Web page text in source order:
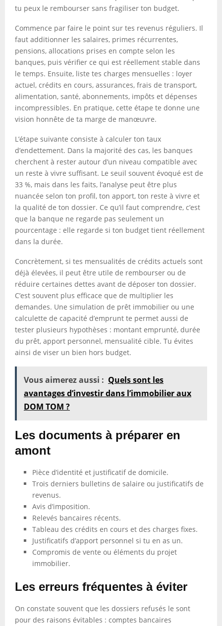
tu peux le rembourser sans fragiliser ton budget.
Commence par faire le point sur tes revenus réguliers. Il
faut additionner les salaires, primes récurrentes,
pensions, allocations prises en compte selon les
banques, puis vérifier ce qui est réellement stable dans
le temps. Ensuite, liste tes charges mensuelles : loyer
actuel, crédits en cours, assurances, frais de transport,
alimentation, santé, abonnements, impôts et dépenses
incompressibles. En pratique, cette étape te donne une
vision honnête de ta marge de manœuvre.
L’étape suivante consiste à calculer ton taux
d’endettement. Dans la majorité des cas, les banques
cherchent à rester autour d’un niveau compatible avec
un reste à vivre suffisant. Le seuil souvent évoqué est de
33 %, mais dans les faits, l’analyse peut être plus
nuancée selon ton profil, ton apport, ton reste à vivre et
la qualité de ton dossier. Ce qu’il faut comprendre, c’est
que la banque ne regarde pas seulement un
pourcentage : elle regarde si ton budget tient réellement
dans la durée.
Concrètement, si tes mensualités de crédits actuels sont
déjà élevées, il peut être utile de rembourser ou de
réduire certaines dettes avant de déposer ton dossier.
C’est souvent plus efficace que de multiplier les
demandes. Une simulation de prêt immobilier ou une
calculette de capacité d’emprunt te permet aussi de
tester plusieurs hypothèses : montant emprunté, durée
du prêt, apport personnel, mensualité cible. Tu évites
ainsi de viser un bien hors budget.
Vous aimerez aussi : Quels sont les
avantages d’investir dans l’immobilier aux
DOM TOM ?
Les documents à préparer en
amont
Pièce d’identité et justificatif de domicile.
Trois derniers bulletins de salaire ou justificatifs de
revenus.
Avis d’imposition.
Relevés bancaires récents.
Tableau des crédits en cours et des charges fixes.
Justificatifs d’apport personnel si tu en as un.
Compromis de vente ou éléments du projet
immobilier.
Les erreurs fréquentes à éviter
On constate souvent que les dossiers refusés le sont
pour des raisons évitables : comptes bancaires